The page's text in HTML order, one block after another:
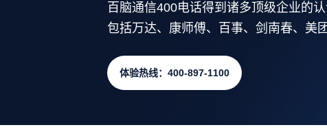
百脑通信400电话得到诸多顶级企业的认
包括万达、康师傅、百事、剑南春、美
体验热线：400-897-1100